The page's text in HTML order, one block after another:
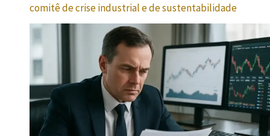
comitê de crise industrial e de sustentabilidade